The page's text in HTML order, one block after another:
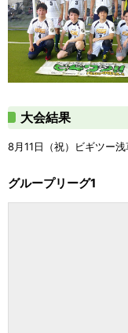
大会結果
8月11日（祝）ビギツー
グループリーグ1